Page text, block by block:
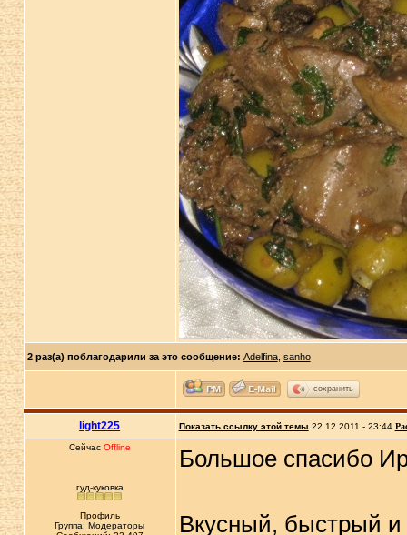
2 раз(а) поблагодарили за это сообщение: Adelfina, sanho
сохранить
light225 Показать ссылку этой темы 22.12.2011 - 23:44
Сейчас Offline
гуд-куковка
Профиль
Группа: Модераторы
Большое спасибо
Вкусный, быстрый